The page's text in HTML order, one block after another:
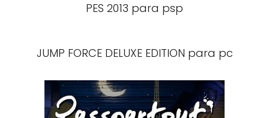
PES 2013 para psp
JUMP FORCE DELUXE EDITION para pc